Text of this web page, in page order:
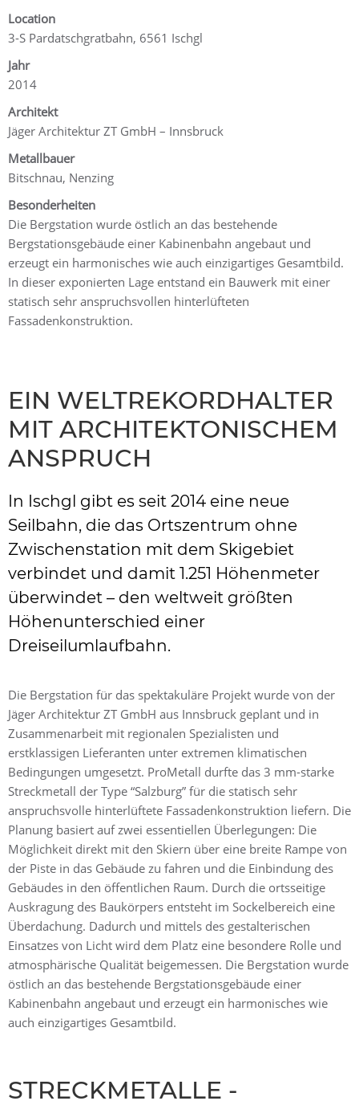
Location
3-S Pardatschgratbahn, 6561 Ischgl
Jahr
2014
Architekt
Jäger Architektur ZT GmbH – Innsbruck
Metallbauer
Bitschnau, Nenzing
Besonderheiten
Die Bergstation wurde östlich an das bestehende
Bergstationsgebäude einer Kabinenbahn angebaut und
erzeugt ein harmonisches wie auch einzigartiges Gesamtbild.
In dieser exponierten Lage entstand ein Bauwerk mit einer
statisch sehr anspruchsvollen hinterlüfteten
Fassadenkonstruktion.
EIN WELTREKORDHALTER
MIT ARCHITEKTONISCHEM
ANSPRUCH
In Ischgl gibt es seit 2014 eine neue
Seilbahn, die das Ortszentrum ohne
Zwischenstation mit dem Skigebiet
verbindet und damit 1.251 Höhenmeter
überwindet – den weltweit größten
Höhenunterschied einer
Dreiseilumlaufbahn.
Die Bergstation für das spektakuläre Projekt wurde von der
Jäger Architektur ZT GmbH aus Innsbruck geplant und in
Zusammenarbeit mit regionalen Spezialisten und
erstklassigen Lieferanten unter extremen klimatischen
Bedingungen umgesetzt. ProMetall durfte das 3 mm-starke
Streckmetall der Type “Salzburg” für die statisch sehr
anspruchsvolle hinterlüftete Fassadenkonstruktion liefern. Die
Planung basiert auf zwei essentiellen Überlegungen: Die
Möglichkeit direkt mit den Skiern über eine breite Rampe von
der Piste in das Gebäude zu fahren und die Einbindung des
Gebäudes in den öffentlichen Raum. Durch die ortsseitige
Auskragung des Baukörpers entsteht im Sockelbereich eine
Überdachung. Dadurch und mittels des gestalterischen
Einsatzes von Licht wird dem Platz eine besondere Rolle und
atmosphärische Qualität beigemessen. Die Bergstation wurde
östlich an das bestehende Bergstationsgebäude einer
Kabinenbahn angebaut und erzeugt ein harmonisches wie
auch einzigartiges Gesamtbild.
STRECKMETALLE -